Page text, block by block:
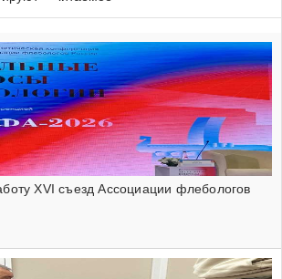
XVI съезд Ассоциации флебологов